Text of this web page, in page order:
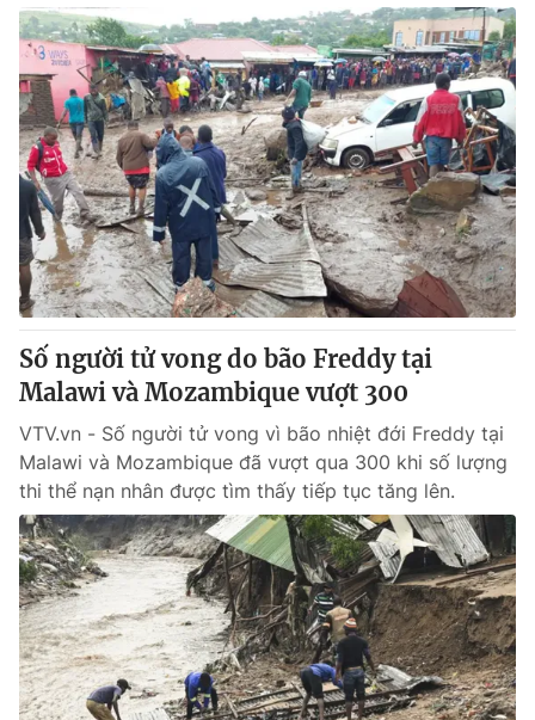
Số người tử vong do bão Freddy tại
Malawi và Mozambique vượt 300
VTV.vn - Số người tử vong vì bão nhiệt đới Freddy tại
Malawi và Mozambique đã vượt qua 300 khi số lượng
thi thể nạn nhân được tìm thấy tiếp tục tăng lên.